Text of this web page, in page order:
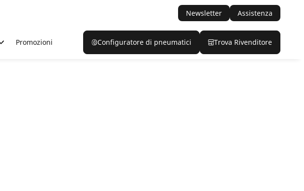
Newsletter Assistenza
Promozioni Configuratore di pneumatici Trova Rivenditore